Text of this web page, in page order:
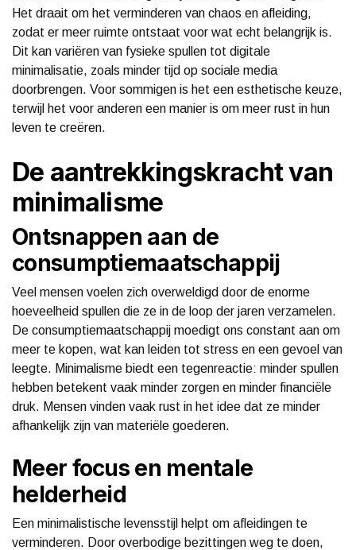
Het draait om het verminderen van chaos en afleiding,
zodat er meer ruimte ontstaat voor wat echt belangrijk is.
Dit kan variëren van fysieke spullen tot digitale
minimalisatie, zoals minder tijd op sociale media
doorbrengen. Voor sommigen is het een esthetische keuze,
terwijl het voor anderen een manier is om meer rust in hun
leven te creëren.
De aantrekkingskracht van
minimalisme
Ontsnappen aan de
consumptiemaatschappij
Veel mensen voelen zich overweldigd door de enorme
hoeveelheid spullen die ze in de loop der jaren verzamelen.
De consumptiemaatschappij moedigt ons constant aan om
meer te kopen, wat kan leiden tot stress en een gevoel van
leegte. Minimalisme biedt een tegenreactie: minder spullen
hebben betekent vaak minder zorgen en minder financiële
druk. Mensen vinden vaak rust in het idee dat ze minder
afhankelijk zijn van materiële goederen.
Meer focus en mentale
helderheid
Een minimalistische levensstijl helpt om afleidingen te
verminderen. Door overbodige bezittingen weg te doen,